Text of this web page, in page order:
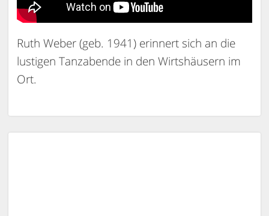
Ruth Weber (geb. 1941) erinnert sich an die
lustigen Tanzabende in den Wirtshäusern im
Ort.